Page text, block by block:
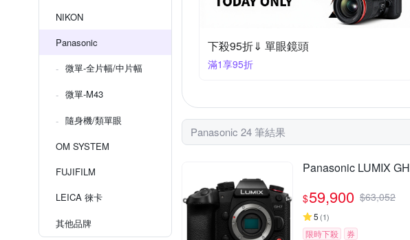
NIKON
Panasonic
微單-全片幅/中片幅
微單-M43
隨身機/類單眼
OM SYSTEM
FUJIFILM
LEICA 徠卡
其他品牌
下殺95折⇓ 單眼鏡頭
滿1享95折
Panasonic 24 筆結果
Panasonic LUMIX
$59,900 $63,052
5 (1)
限時下殺 券